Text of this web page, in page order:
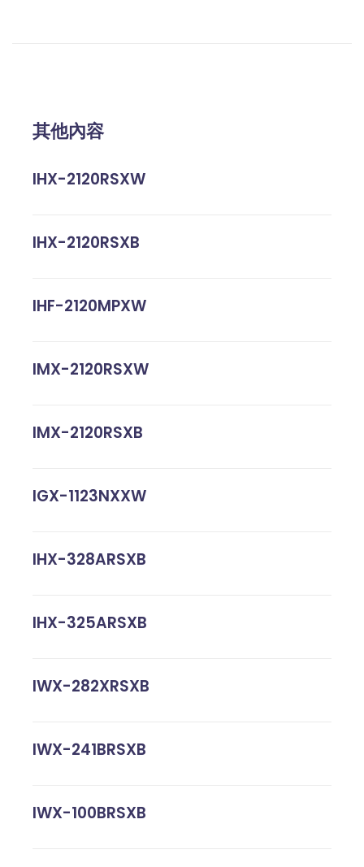
其他內容
IHX-2120RSXW
IHX-2120RSXB
IHF-2120MPXW
IMX-2120RSXW
IMX-2120RSXB
IGX-1123NXXW
IHX-328ARSXB
IHX-325ARSXB
IWX-282XRSXB
IWX-241BRSXB
IWX-100BRSXB